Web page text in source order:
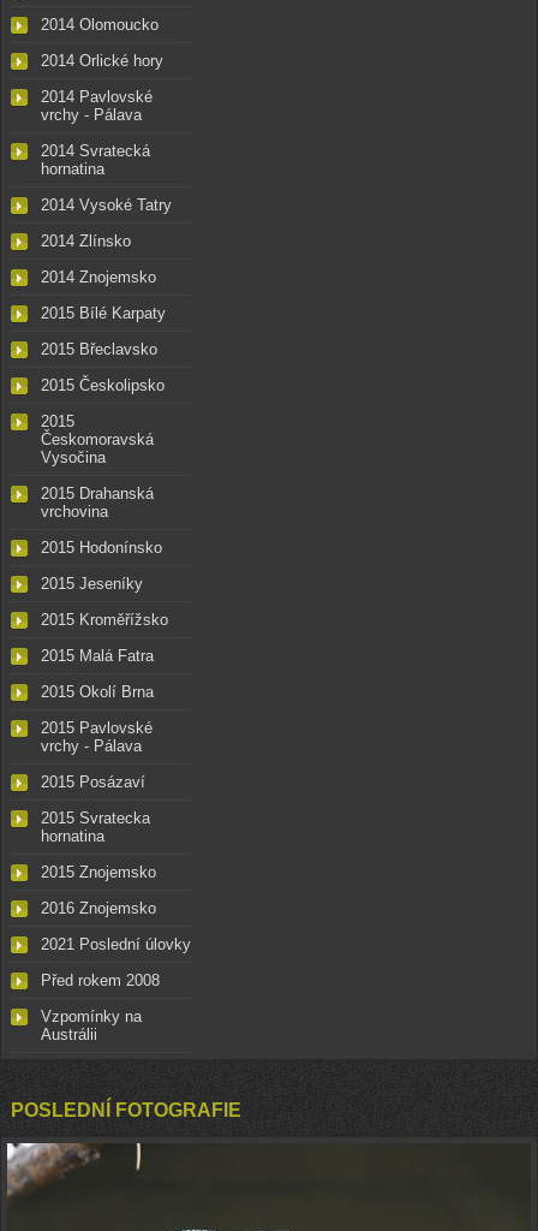
2014 Olomoucko
2014 Orlické hory
2014 Pavlovské
vrchy - Pálava
2014 Svratecká
hornatina
2014 Vysoké Tatry
2014 Zlínsko
2014 Znojemsko
2015 Bílé Karpaty
2015 Břeclavsko
2015 Českolipsko
2015
Českomoravská
Vysočina
2015 Drahanská
vrchovina
2015 Hodonínsko
2015 Jeseníky
2015 Kroměřížsko
2015 Malá Fatra
2015 Okolí Brna
2015 Pavlovské
vrchy - Pálava
2015 Posázaví
2015 Svratecka
hornatina
2015 Znojemsko
2016 Znojemsko
2021 Poslední úlovky
Před rokem 2008
Vzpomínky na
Austrálii
POSLEDNÍ FOTOGRAFIE